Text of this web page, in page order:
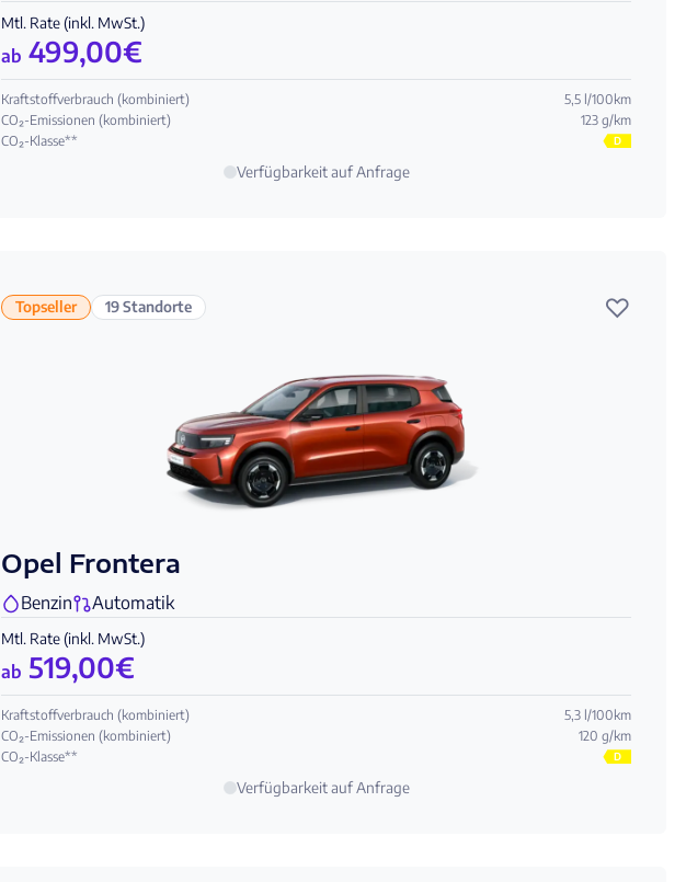
Mtl. Rate (inkl. MwSt.)
ab 499,00€
Kraftstoffverbrauch (kombiniert)
5,5 l/100km
CO₂-Emissionen (kombiniert)
123 g/km
CO₂-Klasse**
D
Verfügbarkeit auf Anfrage
Topseller 19 Standorte ♡
Opel Frontera
Benzin Automatik
Mtl. Rate (inkl. MwSt.)
ab 519,00€
Kraftstoffverbrauch (kombiniert)
5,3 l/100km
CO₂-Emissionen (kombiniert)
120 g/km
CO₂-Klasse**
D
Verfügbarkeit auf Anfrage